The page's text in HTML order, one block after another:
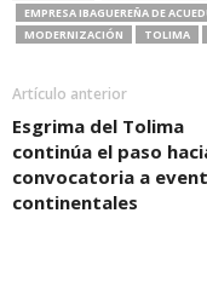
EMPRESA IBAGUEREÑA DE
MODERNIZACIÓN
TOLIMA
Artículo anterior
Esgrima del Tolima
continúa el paso
convocatoria a
continentales